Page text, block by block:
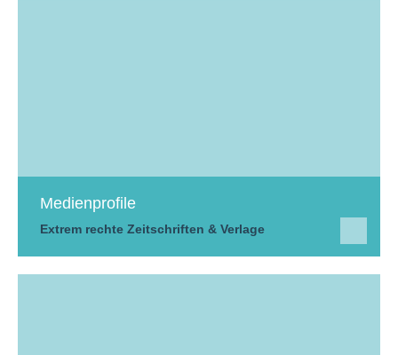
Medienprofile
Extrem rechte Zeitschriften & Verlage